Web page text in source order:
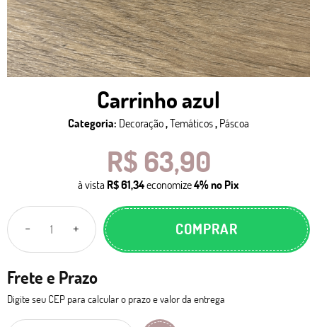
Carrinho azul
Categoria: Decoração,Temáticos, Páscoa
R$ 63,90
à vista R$ 61,34economize4%no Pix
COMPRAR
Frete e Prazo
Digite seu CEP para calcular o prazo e valor da entrega